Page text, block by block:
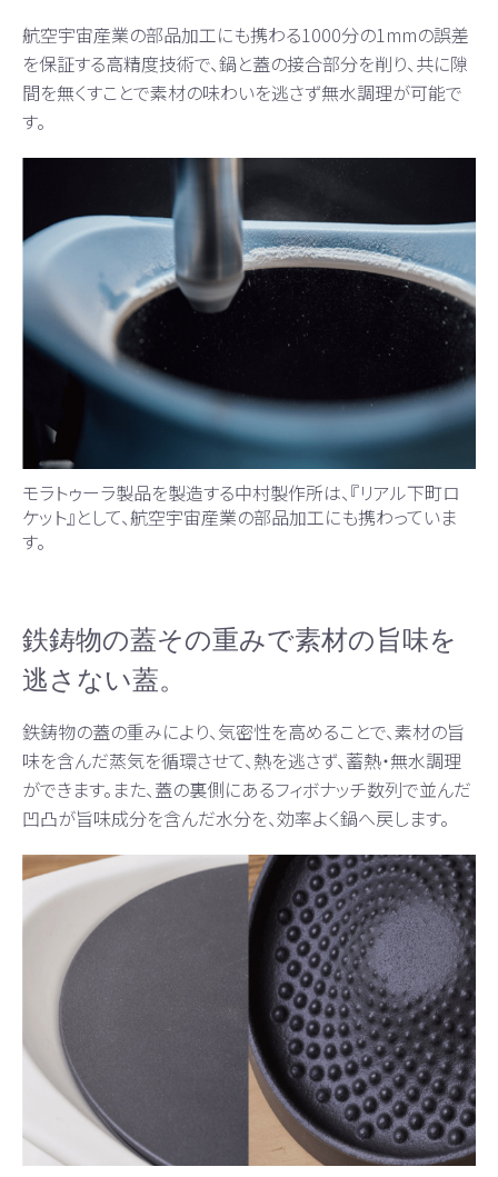
航空宇宙産業の部品加工にも携わる1000分の1mmの誤差
を保証する高精度技術で、鍋と蓋の接合部分を削り、共に隙
間を無くすことで素材の味わいを逃さず無水調理が可能で
す。
モラトゥーラ製品を製造する中村製作所は、『リアル下町ロ
ケット』として、航空宇宙産業の部品加工にも携わっていま
す。
鉄鋳物の蓋その重みで素材の旨味を
逃さない蓋。
鉄鋳物の蓋の重みにより、気密性を高めることで、素材の旨
味を含んだ蒸気を循環させて、熱を逃さず、蓄熱・無水調理
ができます。また、蓋の裏側にあるフィボナッチ数列で並んだ
凹凸が旨味成分を含んだ水分を、効率よく鍋へ戻します。